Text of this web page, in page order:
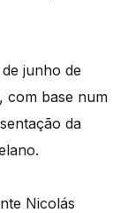
junho de
com base num
da
Nicolás